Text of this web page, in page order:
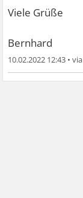
Viele Grüße
Bernhard
10.02.2022 12:43 •